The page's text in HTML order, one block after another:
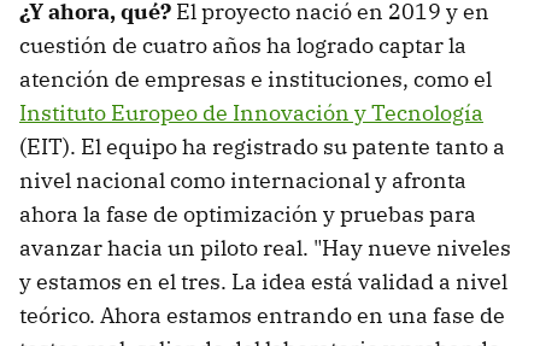
¿Y ahora, qué? El proyecto nació en 2019 y en
cuestión de cuatro años ha logrado captar la
atención de empresas e instituciones, como el
Instituto Europeo de Innovación y Tecnología
(EIT). El equipo ha registrado su patente tanto a
nivel nacional como internacional y afronta
ahora la fase de optimización y pruebas para
avanzar hacia un piloto real. "Hay nueve niveles
y estamos en el tres. La idea está validad a nivel
teórico. Ahora estamos entrando en una fase de